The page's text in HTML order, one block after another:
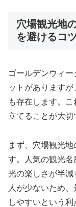
穴場観光地
を避けるコ
ゴールデンウィ
ットがあります
も存在します。
立てることが大切
まず、穴場観光
す。人気の観光
光の楽しさが半
人が少ないため
しやすいという